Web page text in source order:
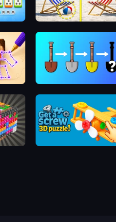
Unscrew Drop: Satisfying Puzzle Spot the Difference Forever
Get a Screw: 3D Puzzle!